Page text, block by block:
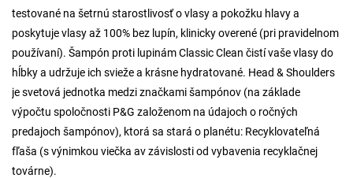
testované na šetrnú starostlivosť o vlasy a pokožku hlavy a
poskytuje vlasy až 100% bez lupín, klinicky overené (pri pravidelnom
používaní). Šampón proti lupinám Classic Clean čistí vaše vlasy do
hĺbky a udržuje ich svieže a krásne hydratované. Head & Shoulders
je svetová jednotka medzi značkami šampónov (na základe
výpočtu spoločnosti P&G založenom na údajoch o ročných
predajoch šampónov), ktorá sa stará o planétu: Recyklovateľná
fľaša (s výnimkou viečka av závislosti od vybavenia recyklačnej
továrne).